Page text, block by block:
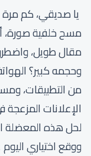
يا صديقي، كم
مسح خلفية صورة،
مقال طويل،
وحجمه كبير؟
من التطبيقات،
الإعلانات
لحل هذه المعضلة
ووقع اختياري